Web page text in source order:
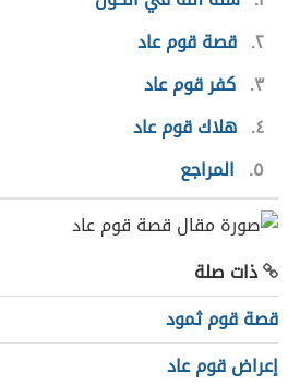
٢ قصة قوم عاد
٣ كفر قوم عاد
٤ هلاك قوم عاد
٥
المراجع
ذات صلة
قصة قوم ثمود
إعراض قوم عاد